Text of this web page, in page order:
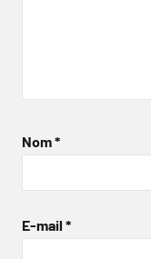
Nom*
E-mail *